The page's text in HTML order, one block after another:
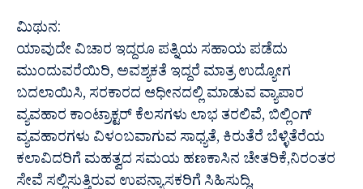
ಮಿಥುನ:
ಯಾವುದೇ ವಿಚಾರ ಇದ್ದರೂ ಪತ್ನಿಯ ಸಹಾಯ ಪಡೆದು
ಮುಂದುವರೆಯಿರಿ, ಅವಶ್ಯಕತೆ ಇದ್ದರೆ ಮಾತ್ರ ಉದ್ಯೋಗ
ಬದಲಾಯಿಸಿ, ಸರಕಾರದ ಆಧೀನದಲ್ಲಿ ಮಾಡುವ ವ್ಯಾಪಾರ
ವ್ಯವಹಾರ ಕಾಂಟ್ರಾಕ್ಟರ್ ಕೆಲಸಗಳು ಲಾಭ ತರಲಿವೆ, ಬಿಲ್ಲಿಂಗ್
ವ್ಯವಹಾರಗಳು ವಿಳಂಬವಾಗುವ ಸಾಧ್ಯತೆ, ಕಿರುತೆರೆ ಬೆಳ್ಳಿತೆರೆಯ
ಕಲಾವಿದರಿಗೆ ಮಹತ್ವದ ಸಮಯ ಹಣಕಾಸಿನ ಚೇತರಿಕೆ,ನಿರಂತರ
ಸೇವೆ ಸಲ್ಲಿಸುತ್ತಿರುವ ಉಪನ್ಯಾಸಕರಿಗೆ ಸಿಹಿಸುದ್ದಿ,